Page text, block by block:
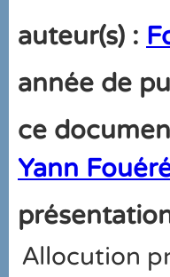
auteur(s) :
année de
ce
Yann
Allocution